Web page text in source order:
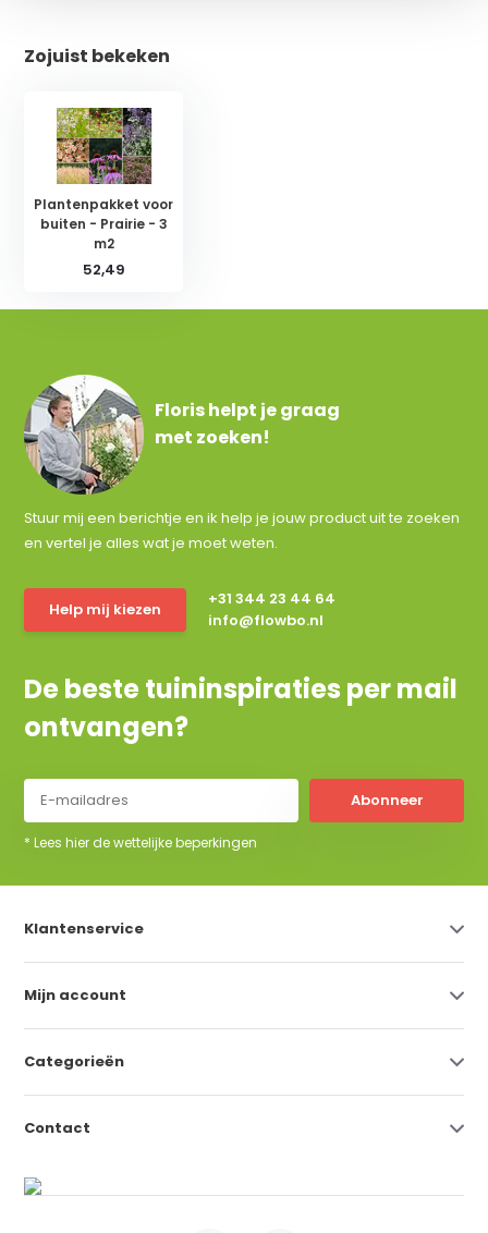
Zojuist bekeken
Plantenpakket voor
buiten - Prairie - 3
m2
52,49
Floris helpt je graag
met zoeken!
Stuur mij een berichtje en ik help je jouw product uit te zoeken
en vertel je alles wat je moet weten.
Help mij kiezen
+31 344 23 44 64
info@flowbo.nl
De beste tuininspiraties per mail
ontvangen?
Abonneer
* Lees hier de wettelijke beperkingen
Klantenservice
Mijn account
Categorieën
Contact